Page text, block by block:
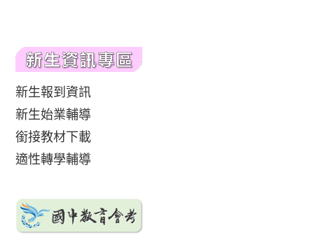
新生報到資訊
新生始業輔導
銜接教材下載
適性轉學輔導